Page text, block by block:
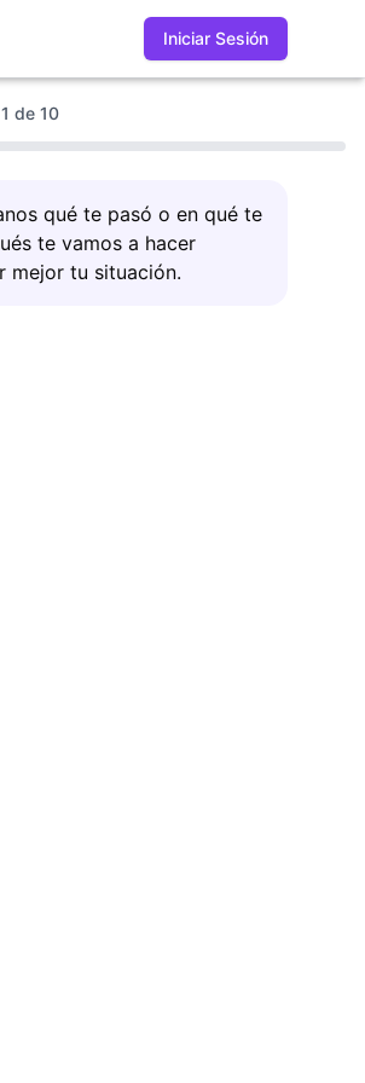
Iniciar Sesión
1 de 10
qué te pasó o en qué te
te vamos a hacer
mejor tu situación.